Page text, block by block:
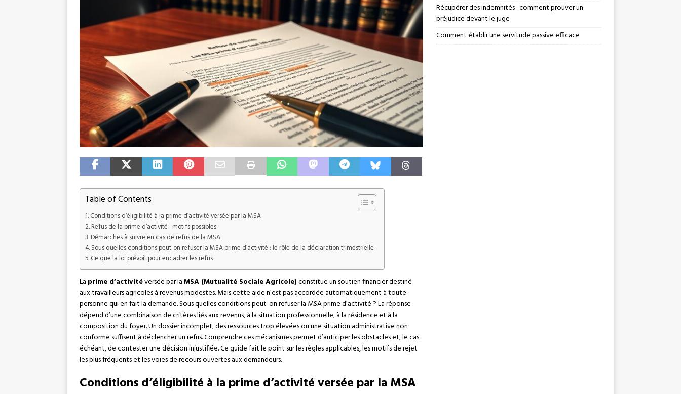
Table of Contents
Conditions d’éligibilité à la prime d’activité versée par la MSA
Refus de la prime d’activité : motifs possibles
Démarches à suivre en cas de refus de la MSA
Sous quelles conditions peut-on refuser la MSA prime d’activité : le rôle de la déclaration trimestrielle
Ce que la loi prévoit pour encadrer les refus
La prime d’activitéversée par laMSA (Mutualité Sociale Agricole)constitue un soutien financier destiné
aux travailleurs agricoles à revenus modestes. Mais cette aide n’est pas accordée automatiquement à toute
personne qui en fait la demande. Sous quelles conditions peut-on refuser la MSA prime d’activité ? La réponse
dépend d’une combinaison de critères liés aux revenus, à la situation professionnelle, à la résidence et à la
composition du foyer. Un dossier incomplet, des ressources trop élevées ou une situation administrative non
conforme suffisent à déclencher un refus. Comprendre ces mécanismes permet d’anticiper les obstacles et, le cas
échéant, de contester une décision injustifiée. Ce guide fait le point sur les règles applicables, les motifs de rejet
les plus fréquents et les voies de recours ouvertes aux demandeurs.
Conditions d’éligibilité à la prime d’activité versée par la MSA
Récupérer des indemnités : comment prouver un
préjudice devant le juge
Comment établir une servitude passive efficace